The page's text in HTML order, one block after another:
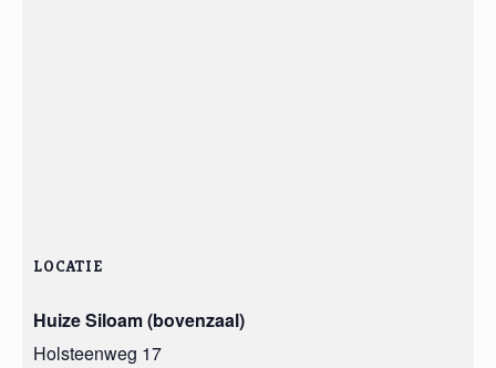
LOCATIE
Huize Siloam (bovenzaal)
Holsteenweg 17